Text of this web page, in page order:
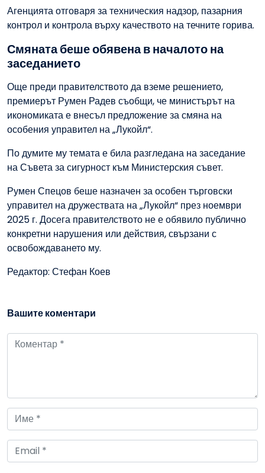
Агенцията отговаря за техническия надзор, пазарния
контрол и контрола върху качеството на течните горива.
Смяната беше обявена в началото на
заседанието
Още преди правителството да вземе решението,
премиерът Румен Радев съобщи, че министърът на
икономиката е внесъл предложение за смяна на
особения управител на „Лукойл“.
По думите му темата е била разгледана на заседание
на Съвета за сигурност към Министерския съвет.
Румен Спецов беше назначен за особен търговски
управител на дружествата на „Лукойл“ през ноември
2025 г. Досега правителството не е обявило публично
конкретни нарушения или действия, свързани с
освобождаването му.
Редактор: Стефан Коев
Вашите коментари